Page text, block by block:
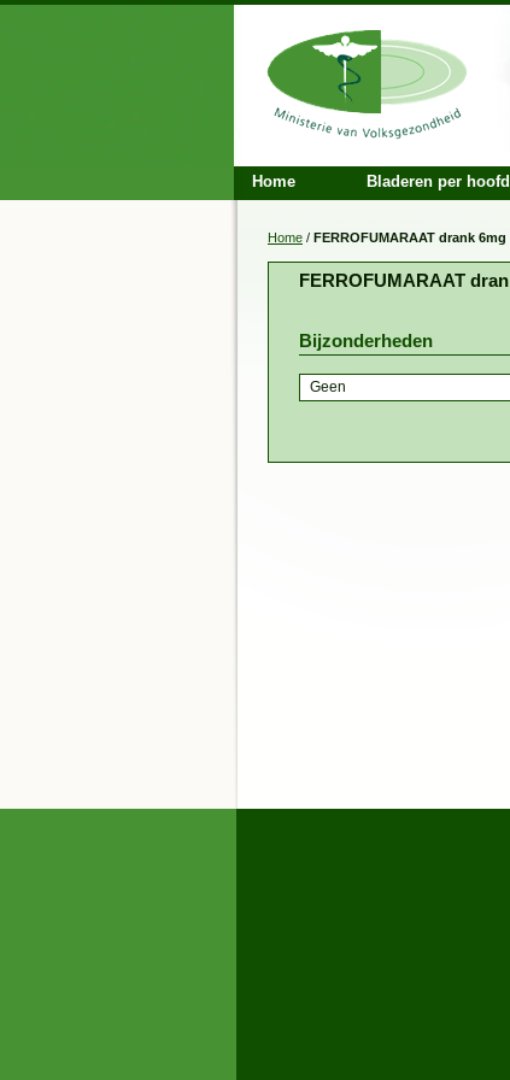
Home Bladeren per
Home / FERROFUMARAAT drank 6mg
FERROFUMARAAT
Bijzonderheden
Geen